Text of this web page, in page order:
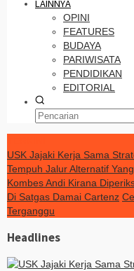
LAINNYA
OPINI
FEATURES
BUDAYA
PARIWISATA
PENDIDIKAN
EDITORIAL
USK Jajaki Kerja Sama
Tempuh Jalur Alternatif
Kombes Andi Kirana
Di Satgas Damai Cartenz
Terganggu
Headlines